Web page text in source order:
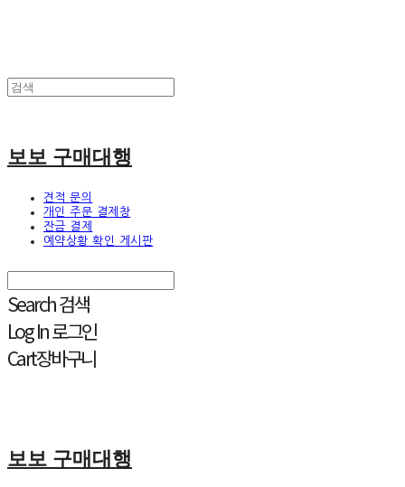
보보 구매대행
견적 문의
개인 주문 결제창
잔금 결제
예약상황 확인 게시판
Search검색
Log In로그인
Cart장바구니
보보 구매대행